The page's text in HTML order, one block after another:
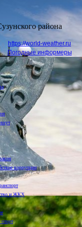
района
https://world-weather.ru
Погодные информеры
коррупции
и ЖКХ